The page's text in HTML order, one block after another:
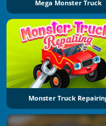
Mega Monster Truck
Monster Truck